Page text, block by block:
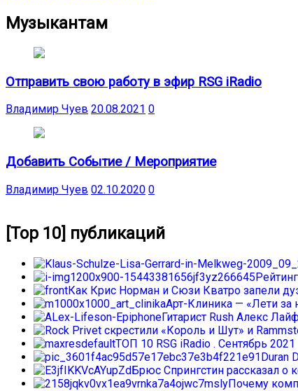
Музыкантам
Отправить свою работу в эфир RSG iRadio
Владимир Чуев 20.08.2021 0
Добавить Событие / Мероприятие
Владимир Чуев 02.10.2020 0
[Top 10] публикаций
Как Крис Норман и Сюзи Кватро запели
Арт-Клиника — «Лети за
Гитарист Rush Алекс
ТОП 10 RSG iRadio . Сентябрь 2021
Duran
Брюс Спрингстин рассказал о
Почему